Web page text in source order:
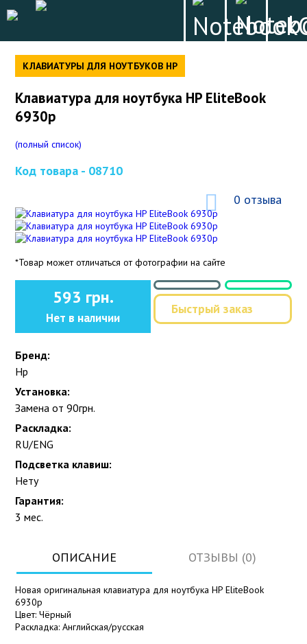
КЛАВИАТУРЫ ДЛЯ НОУТБУКОВ HP
Клавиатура для ноутбука HP EliteBook
6930p
(полный список)
Код товара - 08710
0 отзыва
*Товар может отличаться от фотографии на сайте
593 грн.
Нет в наличии
Быстрый заказ
Бренд:
Hp
Установка:
Замена от 90грн.
Раскладка:
RU/ENG
Подсветка клавиш:
Нету
Гарантия:
3 мес.
ОПИСАНИЕ ОТЗЫВЫ (0)
Новая оригинальная клавиатура для ноутбука HP EliteBook
6930p
Цвет: Чёрный
Раскладка: Английская/русская